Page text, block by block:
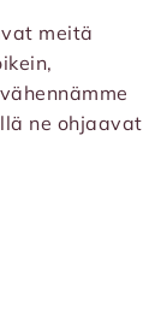
meitä
ne ohjaavat